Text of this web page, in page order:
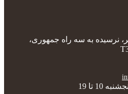
نرسیده به سه راه جمهوری،
تا 19